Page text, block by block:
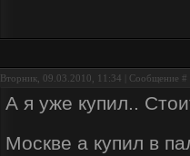
Вторник, 09.03.2010, 11:34 | Сообщение #
А я уже купил..
Москве а купил в